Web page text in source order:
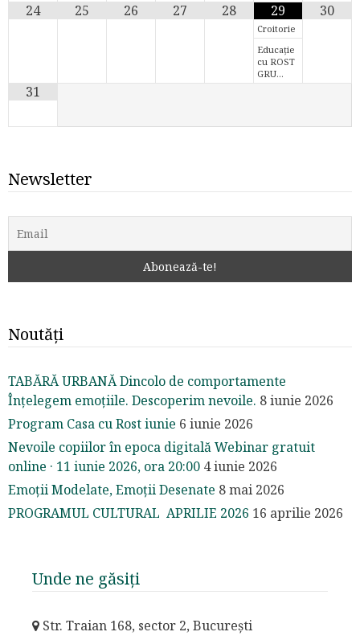
24 25 26 27 28 29
Croitorie
Educație
cu ROST
GRU…
30
31
Newsletter
Noutăți
TABĂRĂ URBANĂ Dincolo de comportamente
Înțelegem emoțiile. Descoperim nevoile. 8 iunie 2026
Program Casa cu Rost iunie 6 iunie 2026
Nevoile copiilor în epoca digitală Webinar gratuit
online · 11 iunie 2026, ora 20:00 4 iunie 2026
Emoții Modelate, Emoții Desenate 8 mai 2026
PROGRAMUL CULTURAL APRILIE 2026 16 aprilie 2026
Unde ne găsiți
Str. Traian 168, sector 2, București